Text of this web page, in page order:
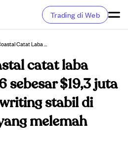
Trading di Web
American Coastal Catat Laba Bersih Q1 2026 Sebesar $19,3 Juta Dengan Underwriting Stabil Di Tengah Pasar Yang Melemah
catat laba
sebesar $19,3 juta
stabil di
melemah